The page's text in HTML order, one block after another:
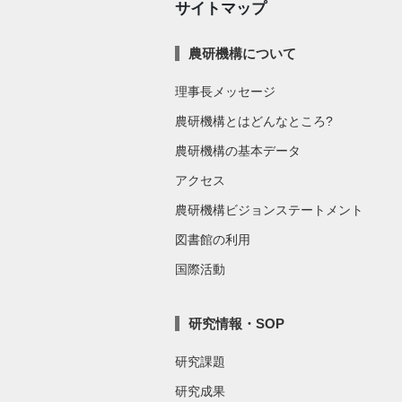
サイトマップ
農研機構について
理事長メッセージ
農研機構とはどんなところ?
農研機構の基本データ
アクセス
農研機構ビジョンステートメント
図書館の利用
国際活動
研究情報・SOP
研究課題
研究成果